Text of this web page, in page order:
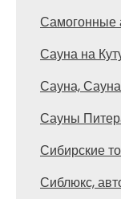
Самогонные
Сауна на
Сауна, Сауна
Сауны
Сибирские
Сиблюкс,